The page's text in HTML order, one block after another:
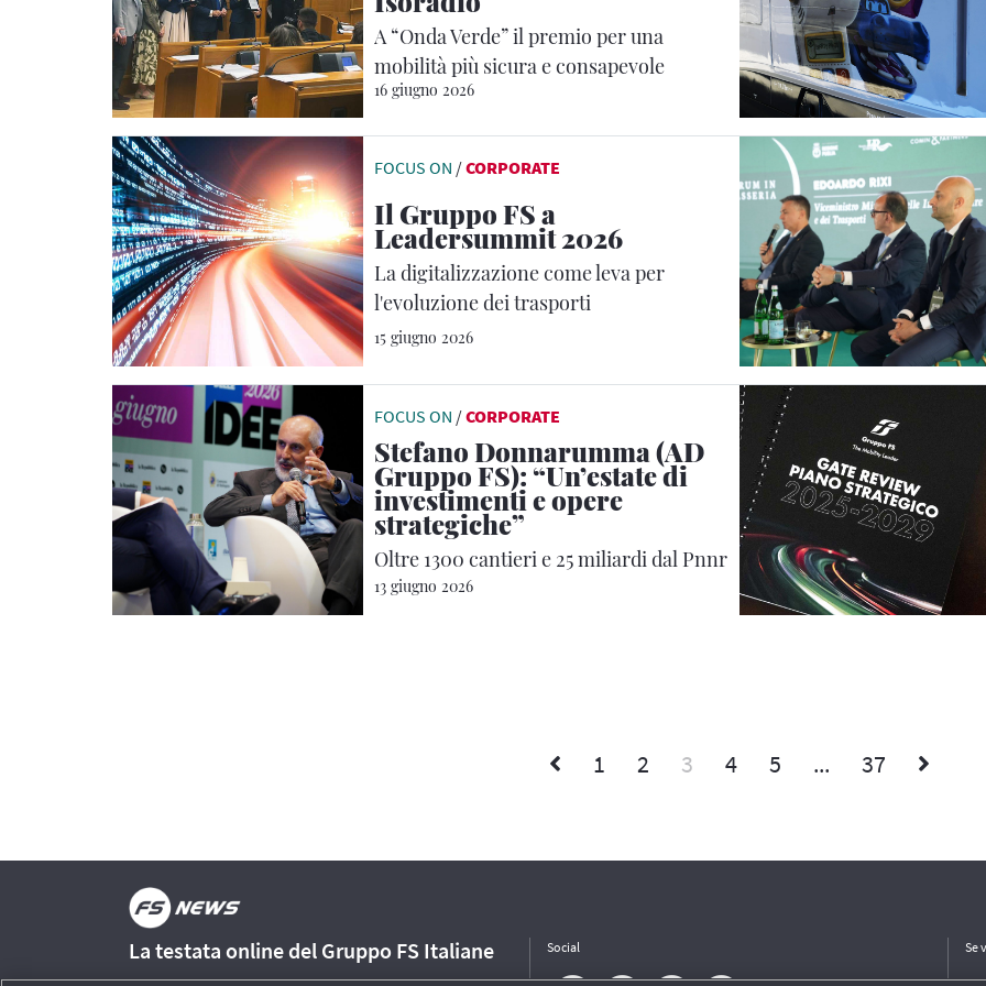
A “Onda Verde” il premio per una
mobilità più sicura e consapevole
16 giugno 2026
FOCUS ON /CORPORATE
Il Gruppo FS a
Leadersummit 2026
La digitalizzazione come leva per
l'evoluzione dei trasporti
15 giugno 2026
FOCUS ON /CORPORATE
Stefano Donnarumma (AD
Gruppo FS): “Un’estate di
investimenti e opere
strategiche”
Oltre 1300 cantieri e 25 miliardi dal Pnnr
13 giugno 2026
1 2 3 4 5 ... 37
La testata online del Gruppo FS Italiane Social Se